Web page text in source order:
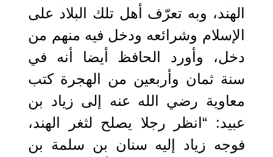
الهند، وبه تعرّف أهل تلك البلاد على
الإسلام وشرائعه ودخل فيه منهم من
دخل، وأورد الحافظ أيضا أنه في
سنة ثمان وأربعين من الهجرة كتب
معاوية رضي الله عنه إلى زياد بن
عبيد: “انظر رجلا يصلح لثغر الهند،
فوجه زياد إليه سنان بن سلمة بن